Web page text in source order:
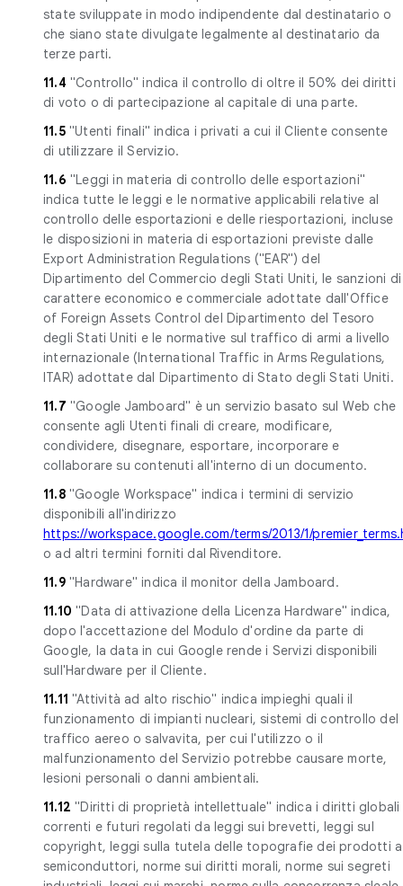
state sviluppate in modo indipendente dal destinatario o
che siano state divulgate legalmente al destinatario da
terze parti.
11.4 "Controllo" indica il controllo di oltre il 50% dei diritti
di voto o di partecipazione al capitale di una parte.
11.5"Utenti finali" indica i privati a cui il Cliente consente
di utilizzare il Servizio.
11.6 "Leggi in materia di controllo delle esportazioni"
indica tutte le leggi e le normative applicabili relative al
controllo delle esportazioni e delle riesportazioni, incluse
le disposizioni in materia di esportazioni previste dalle
Export Administration Regulations ("EAR") del
Dipartimento del Commercio degli Stati Uniti, le sanzioni di
carattere economico e commerciale adottate dall'Office
of Foreign Assets Control del Dipartimento del Tesoro
degli Stati Uniti e le normative sul traffico di armi a livello
internazionale (International Traffic in Arms Regulations,
ITAR) adottate dal Dipartimento di Stato degli Stati Uniti.
11.7 "Google Jamboard" è un servizio basato sul Web che
consente agli Utenti finali di creare, modificare,
condividere, disegnare, esportare, incorporare e
collaborare su contenuti all'interno di un documento.
11.8"Google Workspace" indica i termini di servizio
disponibili all'indirizzo
https://workspace.google.com/terms/2013/1/
o ad altri termini forniti dal Rivenditore.
11.9"Hardware" indica il monitor della Jamboard.
11.10 "Data di attivazione della Licenza Hardware" indica,
dopo l'accettazione del Modulo d'ordine da parte di
Google, la data in cui Google rende i Servizi disponibili
sull'Hardware per il Cliente.
11.11 "Attività ad alto rischio" indica impieghi quali il
funzionamento di impianti nucleari, sistemi di controllo del
traffico aereo o salvavita, per cui l'utilizzo o il
malfunzionamento del Servizio potrebbe causare morte,
lesioni personali o danni ambientali.
11.12 "Diritti di proprietà intellettuale" indica i diritti globali
correnti e futuri regolati da leggi sui brevetti, leggi sul
copyright, leggi sulla tutela delle topografie dei prodotti a
semiconduttori, norme sui diritti morali, norme sui segreti